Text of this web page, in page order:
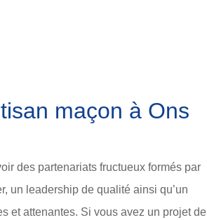
maçon à Ons
des partenariats fructueux formés par
un leadership de qualité ainsi qu’un
et attenantes. Si vous avez un projet de